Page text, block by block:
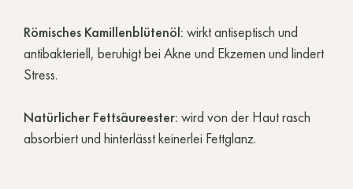
Römisches Kamillenblütenöl: wirkt antiseptisch und
antibakteriell, beruhigt bei Akne und Ekzemen und lindert
Stress.
Natürlicher Fettsäureester: wird von der Haut rasch
absorbiert und hinterlässt keinerlei Fettglanz.